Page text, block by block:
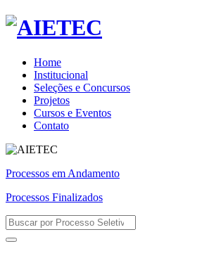
Home
Institucional
Seleções e Concursos
Projetos
Cursos e Eventos
Contato
Processos em Andamento
Processos Finalizados